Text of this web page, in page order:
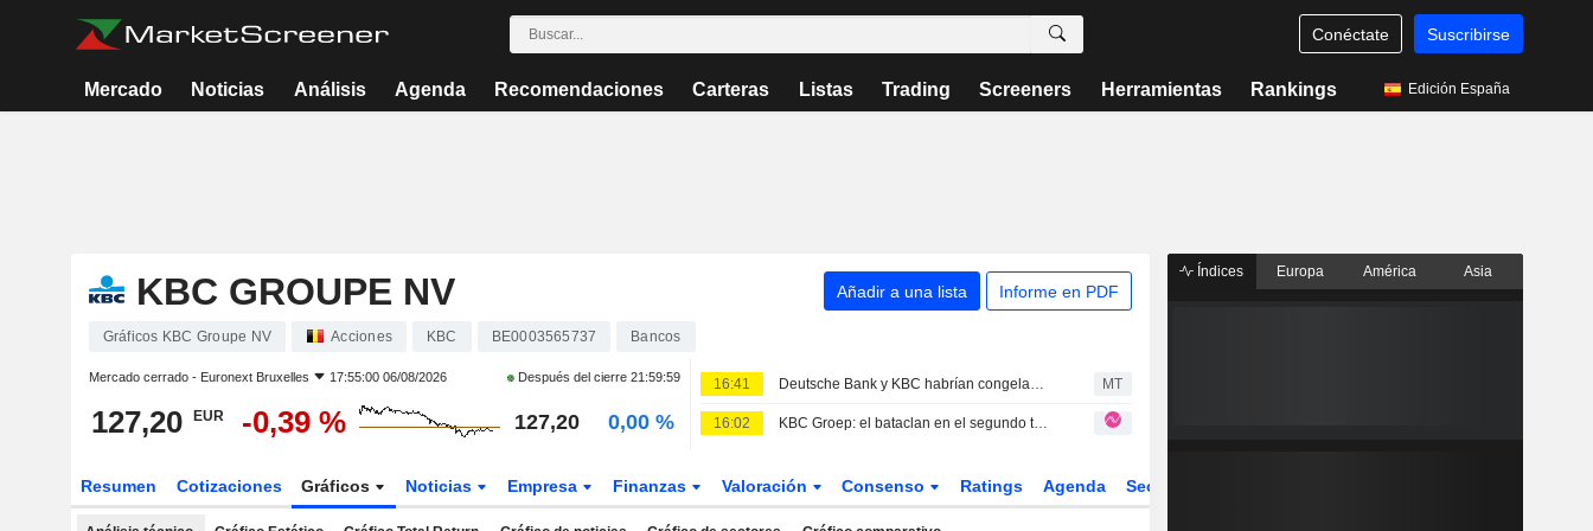
Conéctate Suscribirse
Mercado Noticias Análisis Agenda Recomendaciones Carteras Listas Trading Screeners Herramientas Rankings Edición España
KBC GROUPE NV Añadir a una lista Informe en PDF
Gráficos KBC Groupe NV Acciones KBC BE0003565737 Bancos
Mercado cerrado - Euronext Bruxelles 17:55:00 06/08/2026 Después del cierre21:59:59
127,20 EUR -0,39 % 127,20 0,00 %
16:41 Deutsche Bank y KBC habrían congelado las cuentas de Radiant World en Singapur MT
16:02 KBC Groep: el bataclan en el segundo trimestre eleva las previsiones y refuerza las opciones de fusiones y adquisiciones
Resumen Cotizaciones Gráficos Noticias Empresa Finanzas Valoración Consenso Ratings Agenda Sector
Índices Europa América Asia